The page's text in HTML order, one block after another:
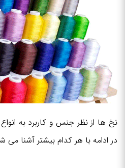
نخ ها از نظر جنس و کاربرد به
در ادامه با هر کدام بیشتر آشنا می